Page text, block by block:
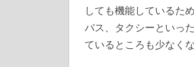
しても機能しているた
バス、タクシーといっ
ているところも少なくな